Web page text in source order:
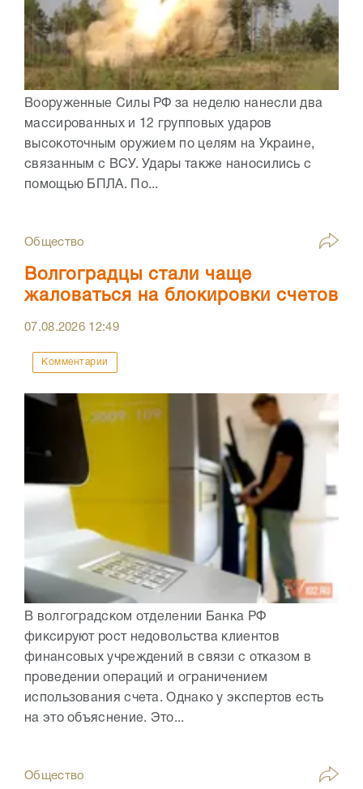
Вооруженные Силы РФ за неделю нанесли два
массированных и 12 групповых ударов
высокоточным оружием по целям на Украине,
связанным с ВСУ. Удары также наносились с
помощью БПЛА. По...
Общество
Волгоградцы стали чаще
жаловаться на блокировки счетов
07.08.2026 12:49
Комментарии
В волгоградском отделении Банка РФ
фиксируют рост недовольства клиентов
финансовых учреждений в связи с отказом в
проведении операций и ограничением
использования счета. Однако у экспертов есть
на это объяснение. Это...
Общество